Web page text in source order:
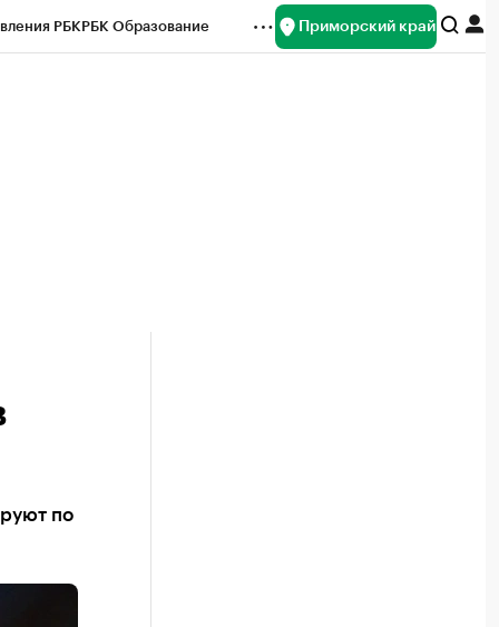
РБКРБК Образование Приморский край
по